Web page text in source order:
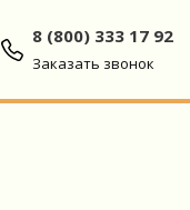
8 (800) 333 17 92
Заказать звонок